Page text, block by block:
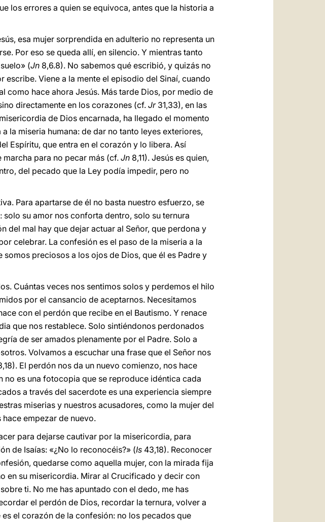
los errores a quien se equivoca, antes que la historia a
esa mujer sorprendida en adulterio no representa un
Por eso se queda allí, en silencio. Y mientras tanto
(Jn 8,6.8). No sabemos qué escribió, y quizás no
escribe. Viene a la mente el episodio del Sinaí, cuando
como hace ahora Jesús. Más tarde Dios, por medio de
directamente en los corazones (cf. Jr31,33), en las
de Dios encarnada, ha llegado el momento
la miseria humana: de dar no tanto leyes exteriores,
Espíritu, que entra en el corazón y lo libera. Así
marcha para no pecar más (cf. Jn 8,11). Jesús es quien,
del pecado que la Ley podía impedir, pero no
Para apartarse de él no basta nuestro esfuerzo, se
solo su amor nos conforta dentro, solo su ternura
del mal hay que dejar actuar al Señor, que perdona y
celebrar. La confesión es el paso de la miseria a la
preciosos a los ojos de Dios, que él es Padre y
Cuántas veces nos sentimos solos y perdemos el hilo
por el cansancio de aceptarnos. Necesitamos
con el perdón que recibe en el Bautismo. Y renace
que nos restablece. Solo sintiéndonos perdonados
de ser amados plenamente por el Padre. Solo a
Volvamos a escuchar una frase que el Señor nos
El perdón nos da un nuevo comienzo, nos hace
no es una fotocopia que se reproduce idéntica cada
a través del sacerdote es una experiencia siempre
miserias y nuestros acusadores, como la mujer del
empezar de nuevo.
para dejarse cautivar por la misericordia, para
de Isaías: «¿No lo reconocéis?» (Is 43,18). Reconocer
quedarse como aquella mujer, con la mirada fija
en su misericordia. Mirar al Crucificado y decir con
ti. No me has apuntado con el dedo, me has
el perdón de Dios, recordar la ternura, volver a
el corazón de la confesión: no los pecados que